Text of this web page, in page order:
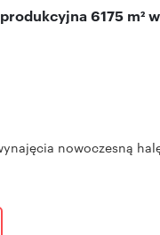
6175 m²
nowoczesną